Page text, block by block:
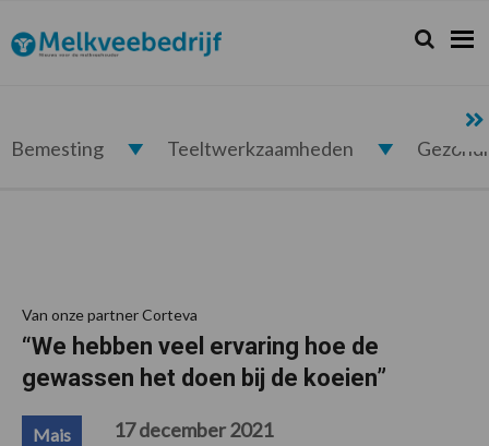
de
hoofdnavigatie
de
hoofd
de
eerste
de
voettekst
Melkveebedrijf.nl Zoeken...
Zoek
Bemesting Teeltwerkzaamheden
Van onze partner Corteva
“We hebben veel ervaring hoe de
gewassen het doen bij de koeien”
Mais 17 december 2021